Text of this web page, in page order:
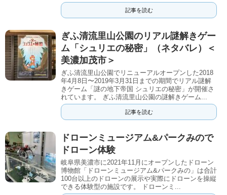
記事を読む
ぎふ清流里山公園のリアル謎解きゲー
ム「シュリエの秘密」（ネタバレ）＜
美濃加茂市＞
ぎふ清流里山公園でリニューアルオープンした2018
年4月8日〜2019年3月31日までの期間でリアル謎解
きゲーム「謎の地下帝国 シュリエの秘密」が開催さ
れています。 ぎふ清流里山公園の謎解きゲーム...
記事を読む
ドローンミュージアム&パークみので
ドローン体験
岐阜県美濃市に2021年11月にオープンしたドローン
博物館「ドローンミュージアム&パークみの」は合計
100台以上のドローンの展示や実際にドローンを操縦
できる体験型の施設です。 ドローンミ...